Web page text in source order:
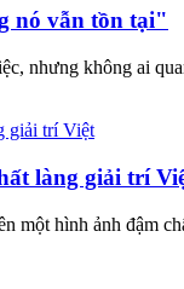
nó vẫn tồn tại"
nhưng không ai
làng giải trí
một hình ảnh đậm